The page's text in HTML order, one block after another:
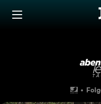
Zum Inhalt springen